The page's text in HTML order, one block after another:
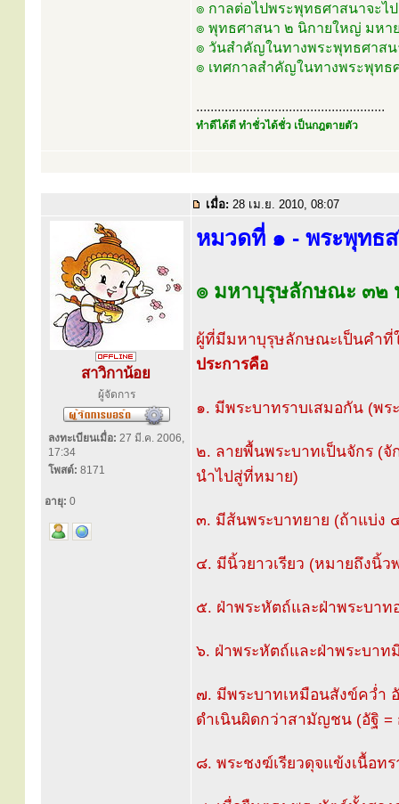
๏ กาลต่อไปพระพุทธศาสนาจะ
๏ พุทธศาสนา ๒ นิกายใหญ่ มหา
๏ วันสำคัญในทางพระพุทธศาสน
๏ เทศกาลสำคัญในทางพระพุทธ
.....................................................
ทำดีได้ดี ทำชั่วได้ชั่ว เป็นกฎตายตัว
เมื่อ: 28 เม.ย. 2010, 08:07
สาวิกาน้อย
ผู้จัดการ
ลงทะเบียนเมื่อ: 27 มี.ค. 2006,
17:34
โพสต์: 8171
อายุ: 0
หมวดที่ ๑ - พระพุทธส
๏ มหาบุรุษลักษณะ ๓๒
ผู้ที่มีมหาบุรุษลักษณะเป็นคำที่
ประการคือ
๑. มีพระบาทราบเสมอกัน (พร
๒. ลายพื้นพระบาทเป็นจักร (จั
นำไปสู่ที่หมาย)
๓. มีส้นพระบาทยาย (ถ้าแบ่ง
๔. มีนิ้วยาวเรียว (หมายถึงนิ้
๕. ฝ่าพระหัตถ์และฝ่าพระบา
๖. ฝ่าพระหัตถ์และฝ่าพระบาท
๗. มีพระบาทเหมือนสังข์คว่ำ
ดำเนินผิดกว่าสามัญชน (อัฐิ =
๘. พระชงฆ์เรียวดุจแข้งเนื้อทร